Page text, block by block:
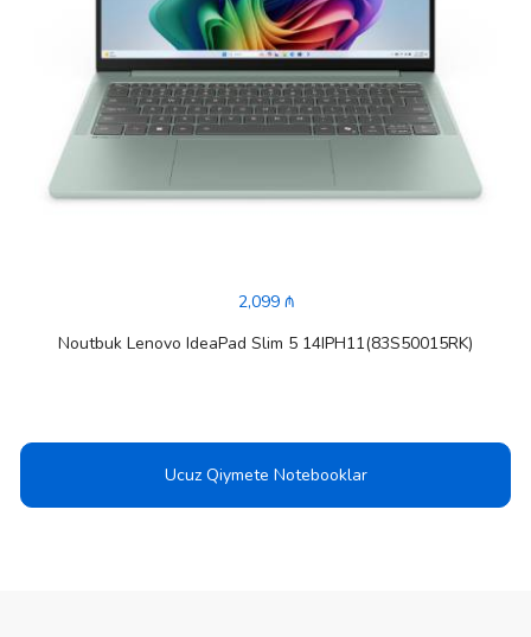
2,099 ₼
Noutbuk Lenovo IdeaPad Slim 5 14IPH11(83S50015RK)
Ucuz Qiymete Notebooklar